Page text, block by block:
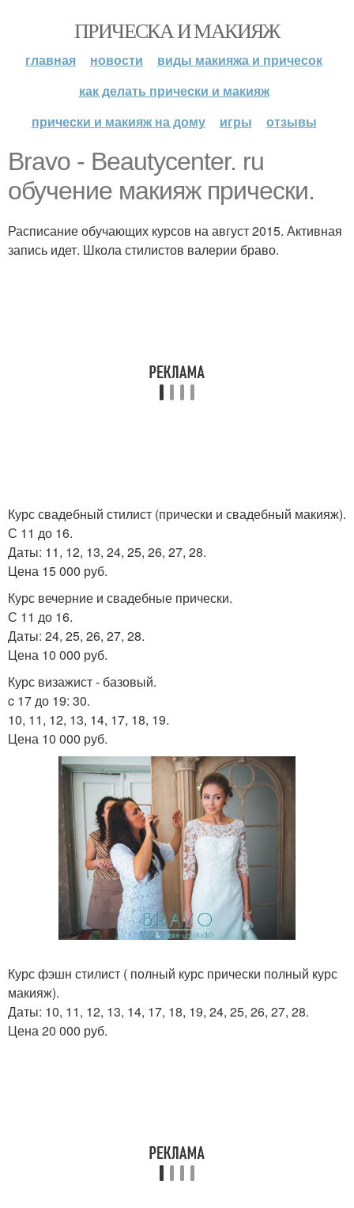
ПРИЧЕСКА И МАКИЯЖ
главная новости
виды макияжа и причесок
как делать прически и макияж
прически и макияж на дому
игры отзывы
Bravo - Beautycenter. ru
обучение макияж прически.
Расписание обучающих курсов на август 2015. Активная
запись идет. Школа стилистов валерии браво.
Курс свадебный стилист (прически и свадебный макияж).
С 11 до 16.
Даты: 11, 12, 13, 24, 25, 26, 27, 28.
Цена 15 000 руб.
Курс вечерние и свадебные прически.
С 11 до 16.
Даты: 24, 25, 26, 27, 28.
Цена 10 000 руб.
Курс визажист - базовый.
c 17 до 19: 30.
10, 11, 12, 13, 14, 17, 18, 19.
Цена 10 000 руб.
Курс фэшн стилист ( полный курс прически полный курс
макияж).
Даты: 10, 11, 12, 13, 14, 17, 18, 19, 24, 25, 26, 27, 28.
Цена 20 000 руб.